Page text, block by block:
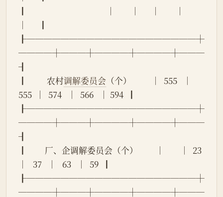
┃                                        │        │      │        │
│      ┃
┠────────────────────┼
────┼───┼────┼────┼───
┨
┃          农村调解委员会 （个）          │  555   │
555  │  574   │  566   │ 594  ┃
┠────────────────────┼
────┼───┼────┼────┼───
┨
┃         厂、企调解委员会（个）         │        │  23
│   37   │   63   │  59  ┃
┠────────────────────┼
────┼───┼────┼────┼───